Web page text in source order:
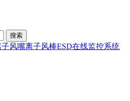
子风嘴离子风棒ESD在线监控系统